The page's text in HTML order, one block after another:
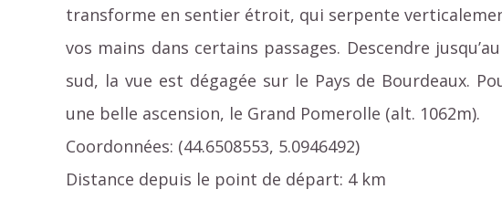
transforme en sentier étroit, qui serpente
vos mains dans certains passages. Descendre
sud, la vue est dégagée sur le Pays de Bourdeaux.
une belle ascension, le Grand Pomerolle (alt. 1062m).
Coordonnées: (44.6508553, 5.0946492)
Distance depuis le point de départ: 4 km